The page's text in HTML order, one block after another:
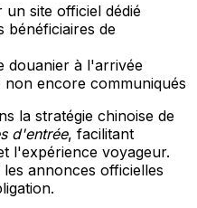
site officiel dédié
bénéficiaires de
douanier à l'arrivée
non encore communiqués
la stratégie chinoise de
d'entrée, facilitant
l'expérience voyageur.
annonces officielles